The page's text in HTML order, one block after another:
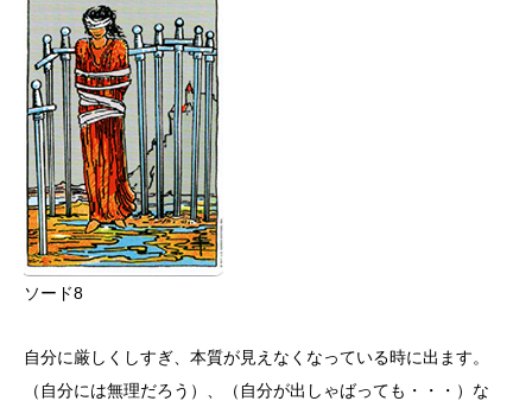
ソード8
自分に厳しくしすぎ、本質が見えなくなっている時に出ます。
（自分には無理だろう）、（自分が出しゃばっても・・・）な